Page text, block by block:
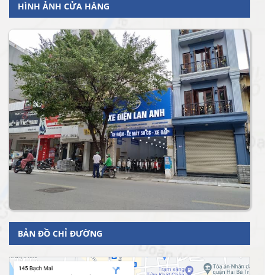
HÌNH ẢNH CỬA HÀNG
BẢN ĐỒ CHỈ ĐƯỜNG